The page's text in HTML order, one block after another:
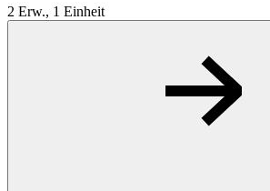
2 Erw., 1 Einheit